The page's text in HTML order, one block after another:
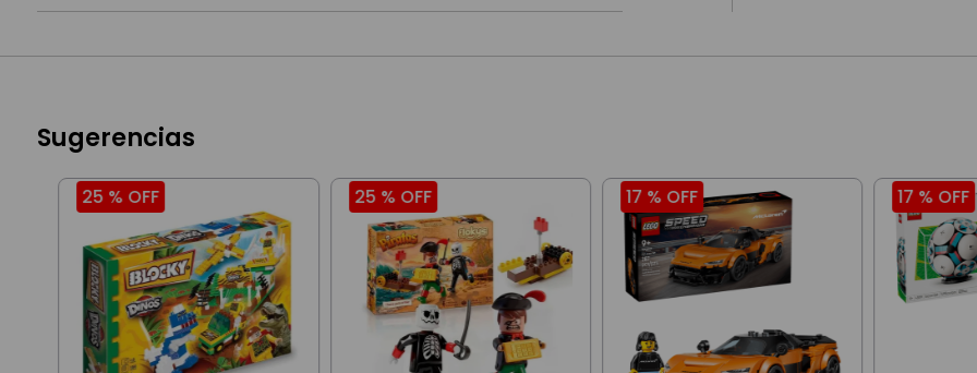
Sugerencias
25 % OFF 25 % OFF 17 % OFF 17 % OFF